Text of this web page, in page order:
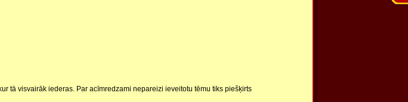
tā visvairāk iederas. Par acīmredzami nepareizi ieveitotu tēmu tiks piešķirts